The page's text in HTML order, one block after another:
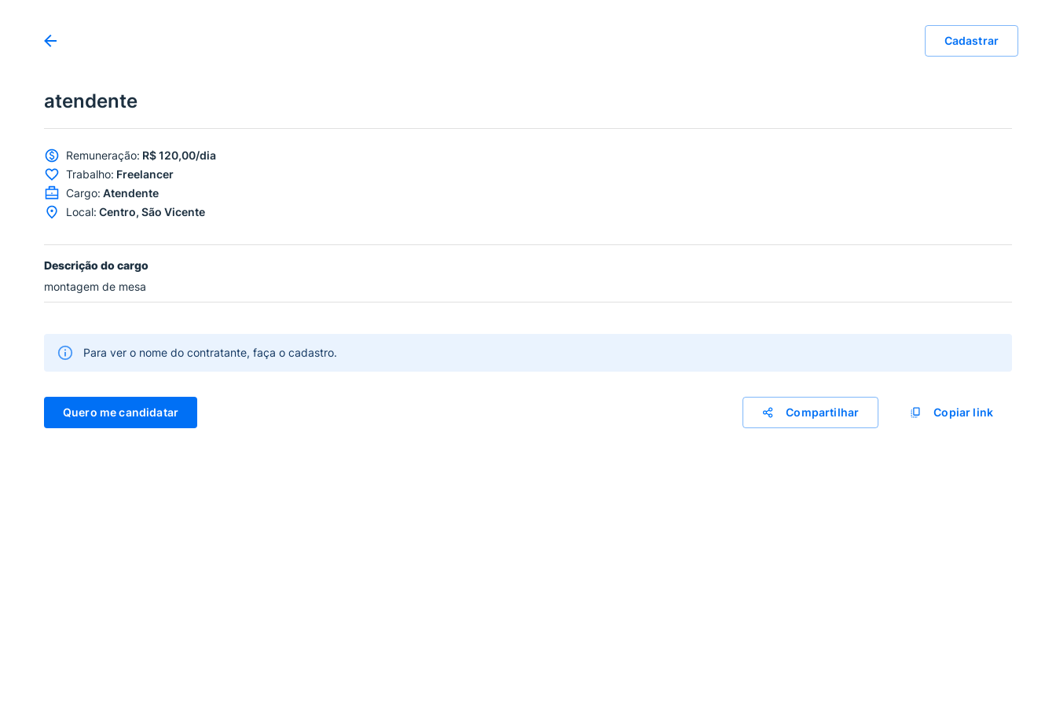
Cadastrar
atendente
Remuneração: R$ 120,00/dia
Trabalho: Freelancer
Cargo: Atendente
Local: Centro, São Vicente
Descrição do cargo
montagem de mesa
Para ver o nome do contratante, faça o cadastro.
Quero me candidatar Compartilhar Copiar link